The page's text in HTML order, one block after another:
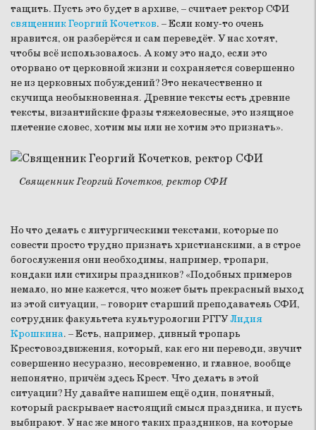
тащить. Пусть это будет в архиве, – считает ректор СФИ
священник Георгий Кочетков. – Если кому-то очень
нравится, он разберётся и сам переведёт. У нас хотят,
чтобы всё использовалось. А кому это надо, если это
оторвано от церковной жизни и сохраняется совершенно
не из церковных побуждений? Это некачественно и
скучища необыкновенная. Древние тексты есть древние
тексты, византийские фразы тяжеловесные, это изящное
плетение словес, хотим мы или не хотим это признать».
Священник Георгий Кочетков, ректор СФИ
Но что делать с литургическими текстами, которые по
совести просто трудно признать христианскими, а в строе
богослужения они необходимы, например, тропари,
кондаки или стихиры праздников? «Подобных примеров
немало, но мне кажется, что может быть прекрасный выход
из этой ситуации, – говорит старший преподаватель СФИ,
сотрудник факультета культурологии РГГУЛидия
Крошкина. – Есть, например, дивный тропарь
Крестовоздвижения, который, как его ни переводи, звучит
совершенно несуразно, несовременно, и главное, вообще
непонятно, причём здесь Крест. Что делать в этой
ситуации? Ну давайте напишем ещё один, понятный,
который раскрывает настоящий смысл праздника, и пусть
выбирают. У нас же много таких праздников, на которые